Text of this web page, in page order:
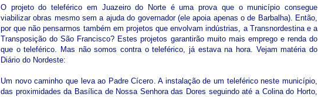
O projeto do teleférico em Juazeiro do Norte é uma prova que o município consegue
viabilizar obras mesmo sem a ajuda do governador (ele apoia apenas o de Barbalha). Então,
por que não pensarmos também em projetos que envolvam indústrias, a Transnordestina e a
Transposição do São Francisco? Estes projetos garantirão muito mais emprego e renda do
que o teleférico. Mas não somos contra o teleférico, já estava na hora. Vejam matéria do
Diário do Nordeste:
Um novo caminho que leva ao Padre Cícero. A instalação de um teleférico neste município,
das proximidades da Basílica de Nossa Senhora das Dores seguindo até a Colina do Horto,